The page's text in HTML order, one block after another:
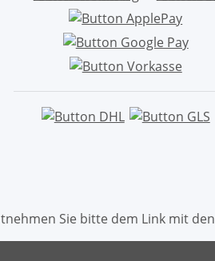
Sie bitte dem Link mit den